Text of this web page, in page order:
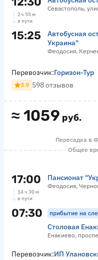
Севастополь,
2 ч 55 м
в пути
15:25
Автобусная
Украина"
Феодосия,
≈ 1059 руб.
Перевозчик:Горизон-Тур
3.9 598 отзывов
Пересадка в
Общее
17:00 Пансионат
Феодосия,
14 ч 30 м
в пути
07:30 прибытие на
Столовая
Енакиево,
Перевозчик:ИП